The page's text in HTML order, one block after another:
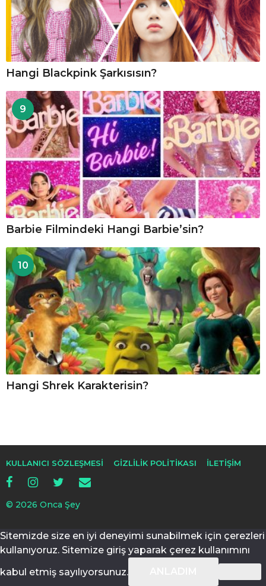
Hangi Blackpink Şarkısısın?
9
Barbie Filmindeki Hangi Barbie’sin?
10
Hangi Shrek Karakterisin?
KULLANICI SÖZLEŞMESI GIZLILIK POLITIKASI İLETIŞIM
© 2026 Onca Şey
Sitemizde size en iyi deneyimi sunabilmek için çerezleri
kullanıyoruz. Sitemize giriş yaparak çerez kullanımını
kabul etmiş sayılıyorsunuz.